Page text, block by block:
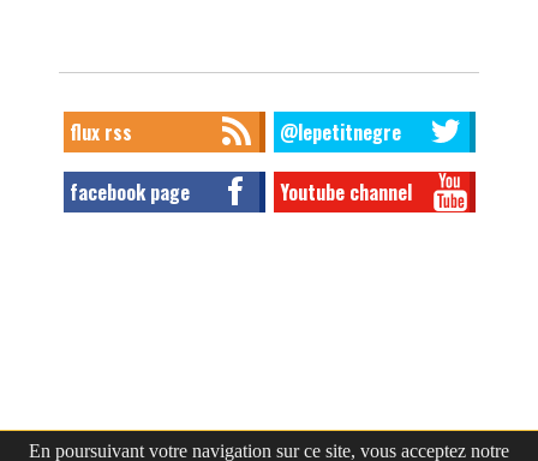
En poursuivant votre navigation sur ce site, vous acceptez notre
flux rss @lepetitnegre
facebook page Youtube channel